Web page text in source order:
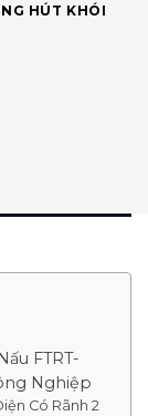
HÚT KHÓI
FTRT-
Nghiệp
Có Rãnh 2